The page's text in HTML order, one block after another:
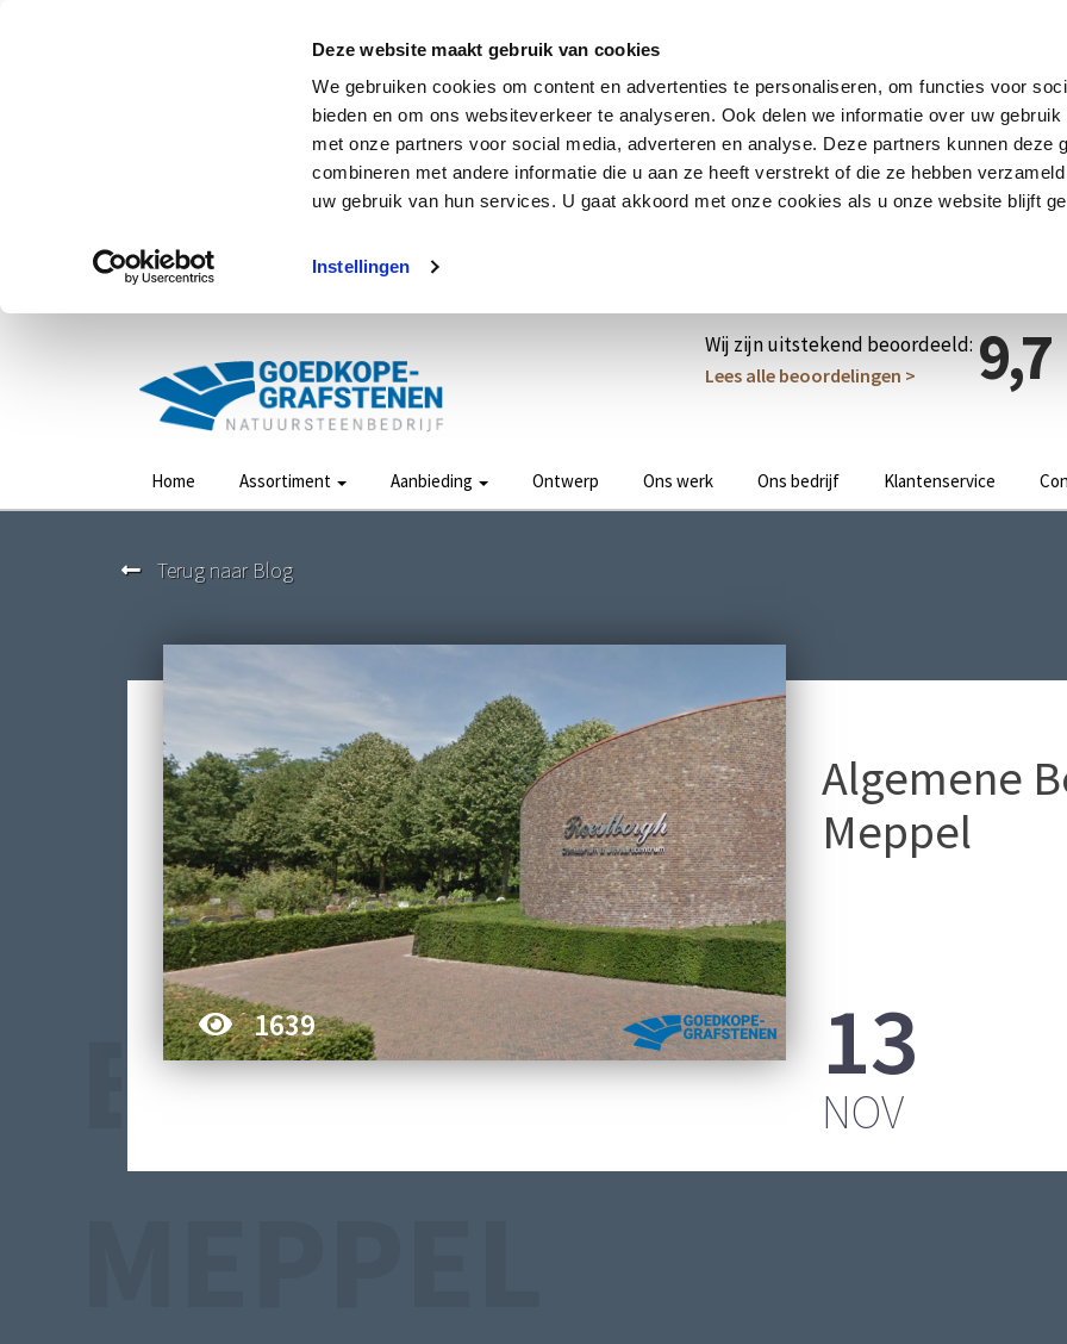
Deze website maakt gebruik van cookies
We gebruiken cookies om content en advertenties te personaliseren, om functies voor
bieden en om ons websiteverkeer te analyseren. Ook delen we informatie over uw
met onze partners voor social media, adverteren en analyse. Deze partners kunnen deze
combineren met andere informatie die u aan ze heeft verstrekt of die ze hebben
uw gebruik van hun services. U gaat akkoord met onze cookies als u onze website blijft
Instellingen
Wij zijn uitstekend beoordeeld: 9,7
Lees alle beoordelingen >
Home Assortiment Aanbieding Ontwerp Ons werk Ons bedrijf Klantenservice
Terug naar Blog
1639
Algemene
Meppel
13
NOV